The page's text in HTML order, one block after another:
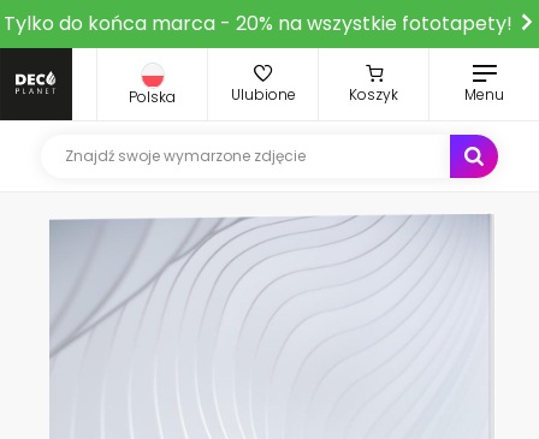
Tylko do końca marca - 20% na wszystkie fototapety!
Polska Ulubione Koszyk Menu